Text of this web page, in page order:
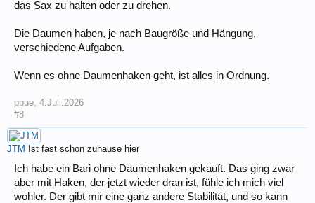
das Sax zu halten oder zu drehen.
Die Daumen haben, je nach Baugröße und Hängung,
verschiedene Aufgaben.
Wenn es ohne Daumenhaken geht, ist alles in Ordnung.
ppue 4.Juli.2026
#8
JTM Ist fast schon zuhause hier
Ich habe ein Bari ohne Daumenhaken gekauft. Das ging zwar
aber mit Haken, der jetzt wieder dran ist, fühle ich mich viel
wohler. Der gibt mir eine ganz andere Stabilität, und so kann